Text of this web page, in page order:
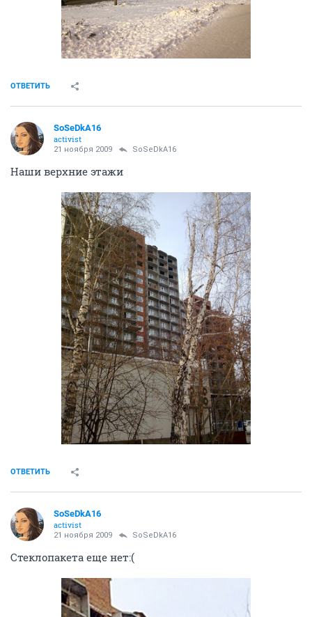
ОТВЕТИТЬ
SoSeDkA16
activist
21 ноября 2009 SoSeDkA16
Наши верхние этажи
ОТВЕТИТЬ
SoSeDkA16
activist
21 ноября 2009 SoSeDkA16
Стеклопакета еще нет:(